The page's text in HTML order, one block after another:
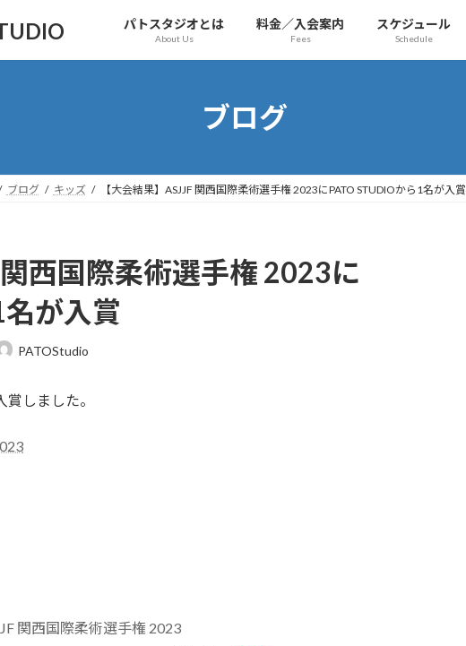
パトスタジオとは
About Us
料金／入会案内
Fees
スケジュール
Schedule
ブログ
ブログ キッズ 【大会結果】ASJJF 関西国際柔術選手権 2023にPATO STUDIOから1名が入賞
関西国際柔術選手権 2023に
が入賞
PATOStudio
しました。
関西国際柔術選手権 2023